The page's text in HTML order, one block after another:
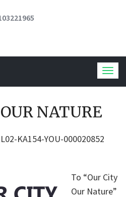
NATURE
KA154-YOU-000020852
Το “Our City
Our Nature”